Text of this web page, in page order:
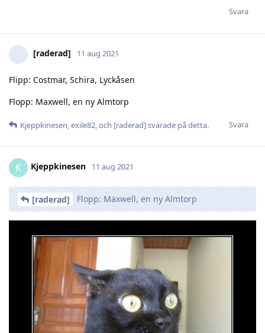
Svara
[raderad] 11 aug 2021
Flipp: Costmar, Schira, Lyckåsen
Flopp: Maxwell, en ny Almtorp
Svara
Kjeppkinesen exile82 , och [raderad]svarade på detta.
K Kjeppkinesen 11 aug 2021
[raderad] Flopp: Maxwell, en ny Almtorp